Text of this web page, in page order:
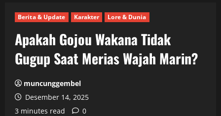
Berita & Update Karakter Lore & Dunia
Apakah Gojou Wakana Tidak
Gugup Saat Merias Wajah Marin?
muncunggembel
Desember 14, 2025
3 minutes read
0